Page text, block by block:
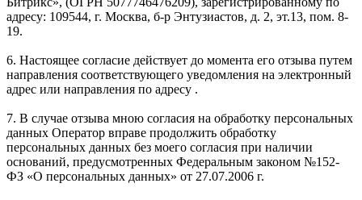
адресу: 109544, г. Москва, б-р Энтузиастов, д. 2, эт.13, пом. 8-
19.
6. Настоящее согласие действует до момента его отзыва путем
направления соответствующего уведомления на электронный
адрес или направления по адресу .
7. В случае отзыва мною согласия на обработку персональных
данных Оператор вправе продолжить обработку
персональных данных без моего согласия при наличии
оснований, предусмотренных Федеральным законом №152-
ФЗ «О персональных данных» от 27.07.2006 г.